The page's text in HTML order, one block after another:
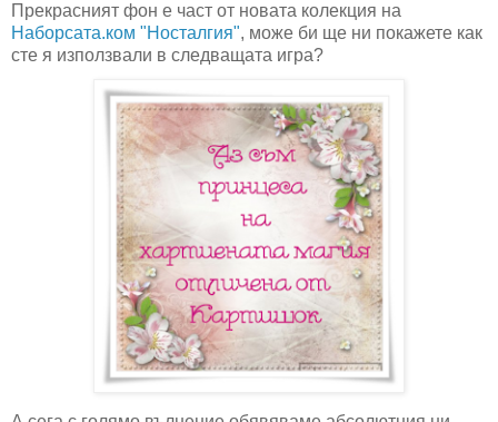
Прекрасният фон е част от новата колекция на
Наборсата.ком "Носталгия", може би ще ни покажете как
сте я използвали в следващата игра?